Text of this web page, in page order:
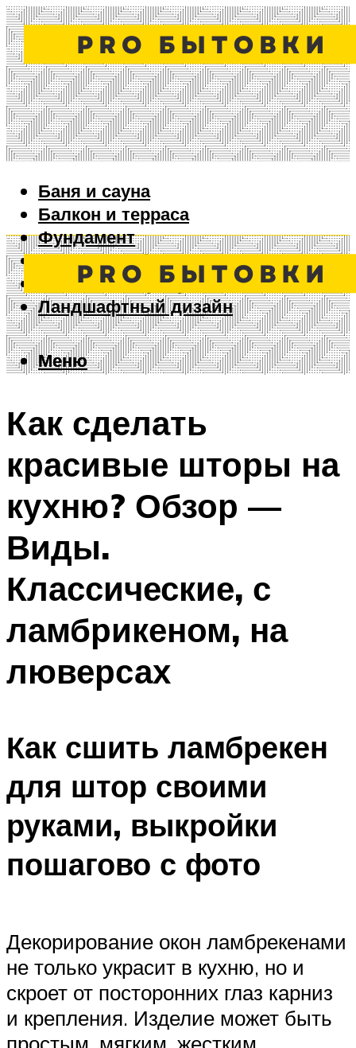
Баня и сауна
Балкон и терраса
Фундамент
Ворота и забор
Дизайн интерьера
Ландшафтный дизайн
Меню
Меню
Как сделать
красивые шторы на
кухню? Обзор —
Виды.
Классические, с
ламбрикеном, на
люверсах
Как сшить ламбрекен
для штор своими
руками, выкройки
пошагово с фото
Декорирование окон ламбрекенами
не только украсит в кухню, но и
скроет от посторонних глаз карниз
и крепления. Изделие может быть